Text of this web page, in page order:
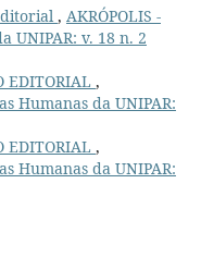
, AKRÓPOLIS -
UNIPAR: v. 18 n. 2
EDITORIAL ,
Humanas da UNIPAR:
EDITORIAL ,
Humanas da UNIPAR: